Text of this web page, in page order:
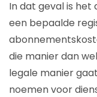
In dat geval is het
een bepaalde
die manier dan
legale manier
noemen voor